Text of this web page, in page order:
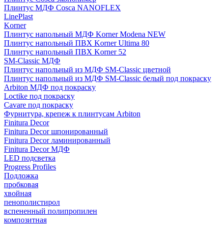
Плинтус МДФ Cosca NANOFLEX
LinePlast
Korner
Плинтус напольный МДФ Korner Modena NEW
Плинтус напольный ПВХ Korner Ultima 80
Плинтус напольный ПВХ Korner 52
SM-Classic МДФ
Плинтус напольный из МДФ SM-Classic цветной
Плинтус напольный из МДФ SM-Classic белый под покраску
Arbiton МДФ под покраску
Loctike под покраску
Cavare под покраску
Фурнитура, крепеж к плинтусам Arbiton
Finitura Decor
Finitura Decor шпонированный
Finitura Decor ламинированный
Finitura Decor МДФ
LED подсветка
Progress Profiles
Подложка
пробковая
хвойная
пенополистирол
вспененный полипропилен
композитная